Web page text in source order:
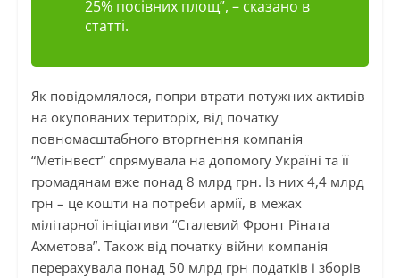
25% посівних площ”, – сказано в
статті.
Як повідомлялося, попри втрати потужних активів
на окупованих територіх, від початку
повномасштабного вторгнення компанія
“Метінвест” спрямувала на допомогу Україні та її
громадянам вже понад 8 млрд грн. Із них 4,4 млрд
грн – це кошти на потреби армії, в межах
мілітарної ініціативи “Сталевий Фронт Ріната
Ахметова”. Також від початку війни компанія
перерахувала понад 50 млрд грн податків і зборів